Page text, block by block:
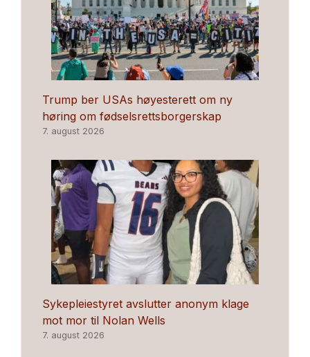
Trump ber USAs høyesterett om ny
høring om fødselsrettsborgerskap
7. august 2026
Sykepleiestyret avslutter anonym klage
mot mor til Nolan Wells
7. august 2026